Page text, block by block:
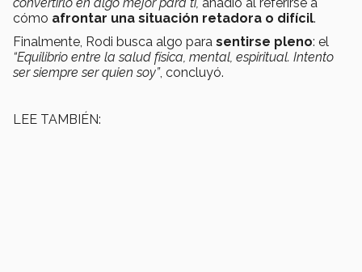
cómo afrontar una situación retadora o difícil.
Finalmente, Rodi busca algo para sentirse pleno: el
“Equilibrio entre la salud física, mental, espiritual. Intento
ser siempre ser quien soy”, concluyó.
LEE TAMBIÉN: